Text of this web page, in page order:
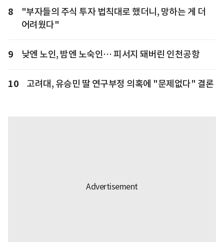
8
"부자들의 주식 투자 법칙대로 했더니, 망하는 게 더
어려웠다"
9 낮엔 노인, 밤엔 노숙인… 피서지 돼버린 인천공항
10 고려대, 유승민 딸 연구부정 의혹에 "문제없다" 결론